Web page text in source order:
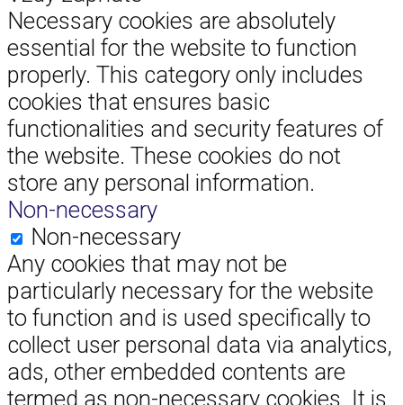
Necessary cookies are absolutely
essential for the website to function
properly. This category only includes
cookies that ensures basic
functionalities and security features of
the website. These cookies do not
store any personal information.
Non-necessary
Non-necessary
Any cookies that may not be
particularly necessary for the website
to function and is used specifically to
collect user personal data via analytics,
ads, other embedded contents are
termed as non-necessary cookies. It is